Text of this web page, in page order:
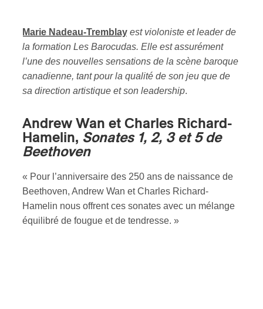
Marie Nadeau-Tremblay est violoniste et leader de
la formation Les Barocudas. Elle est assurément
l’une des nouvelles sensations de la scène baroque
canadienne, tant pour la qualité de son jeu que de
sa direction artistique et son leadership.
Andrew Wan et Charles Richard-
Hamelin, Sonates 1, 2, 3 et 5 de
Beethoven
« Pour l’anniversaire des 250 ans de naissance de
Beethoven, Andrew Wan et Charles Richard-
Hamelin nous offrent ces sonates avec un mélange
équilibré de fougue et de tendresse. »